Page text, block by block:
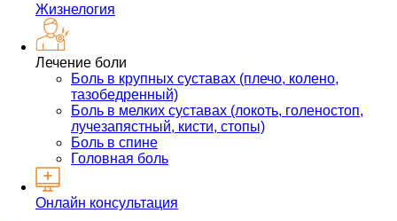
Жизнелогия
Лечение боли
Боль в крупных суставах (плечо, колено,
тазобедренный)
Боль в мелких суставах (локоть, голеностоп,
лучезапястный, кисти, стопы)
Боль в спине
Головная боль
Онлайн консультация